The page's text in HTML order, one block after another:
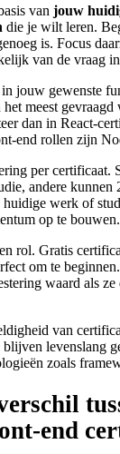
van jouw
die je wilt leren.
is. Focus
van de vraag
jouw gewenste
meest
dan in React-
end rollen zijn
per certificaat.
andere
huidige werk of
op te bouwen.
rol. Gratis
om te
waard als
van
blijven levenslang
zoals
end